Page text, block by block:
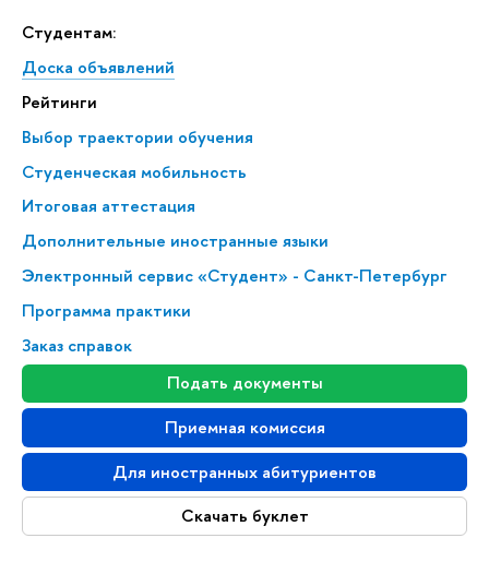
Студентам:
Доска объявлений
Рейтинги
Выбор траектории обучения
Студенческая мобильность
Итоговая аттестация
Дополнительные иностранные языки
Электронный сервис «Студент» - Санкт-Петербург
Программа практики
Заказ справок
Подать документы
Приемная комиссия
Для иностранных абитуриентов
Скачать буклет